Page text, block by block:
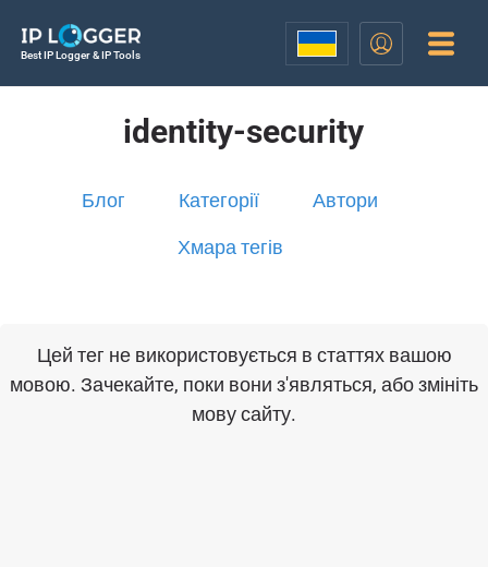
Best IP Logger & IP Tools
identity-security
Блог Категорії Автори
Хмара тегів